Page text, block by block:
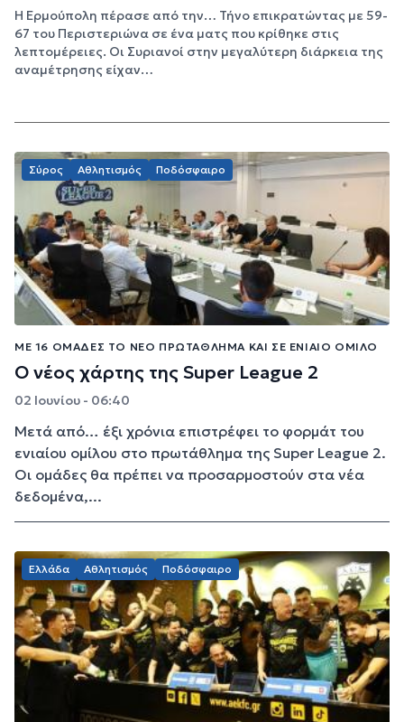
Η Ερμούπολη πέρασε από την… Τήνο επικρατώντας με 59-
67 του Περιστεριώνα σε ένα ματς που κρίθηκε στις
λεπτομέρειες. Οι Συριανοί στην μεγαλύτερη διάρκεια της
αναμέτρησης είχαν…
Σύρος Αθλητισμός Ποδόσφαιρο
ΜΕ 16 ΟΜΆΔΕΣ ΤΟ ΝΈΟ ΠΡΩΤΆΘΛΗΜΑ ΚΑΙ ΣΕ ΕΝΙΑΊΟ ΌΜΙΛΟ
Ο νέος χάρτης της Super League 2
02 Ιουνίου - 06:40
Μετά από… έξι χρόνια επιστρέφει το φορμάτ του
ενιαίου ομίλου στο πρωτάθλημα της Super League 2.
Οι ομάδες θα πρέπει να προσαρμοστούν στα νέα
δεδομένα,...
Ελλάδα Αθλητισμός Ποδόσφαιρο